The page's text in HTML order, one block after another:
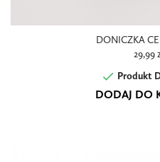
DONICZKA
29,99
 Produkt
DODAJ DO